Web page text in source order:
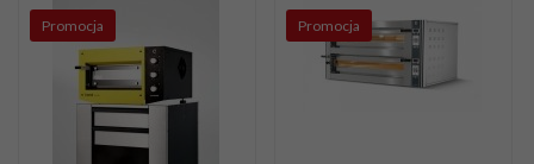
Promocja Promocja